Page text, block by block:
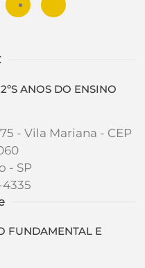
ANOS DO ENSINO
- Vila Mariana - CEP
- SP
4335
FUNDAMENTAL E